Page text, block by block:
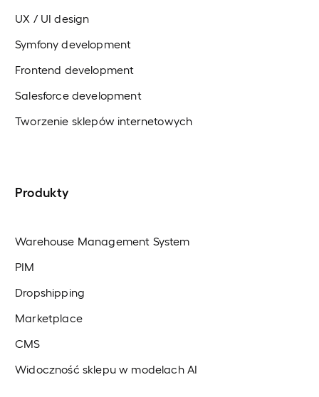
UX / UI design
Symfony development
Frontend development
Salesforce development
Tworzenie sklepów internetowych
Produkty
Warehouse Management System
PIM
Dropshipping
Marketplace
CMS
Widoczność sklepu w modelach AI